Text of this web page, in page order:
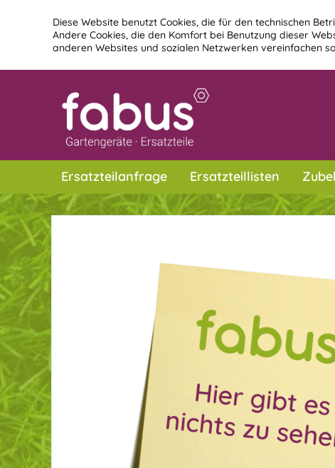
Diese Website benutzt Cookies, die für den technischen
Andere Cookies, die den Komfort bei Benutzung dieser
anderen Websites und sozialen Netzwerken vereinfachen
Ersatzteilanfrage Ersatzteillisten